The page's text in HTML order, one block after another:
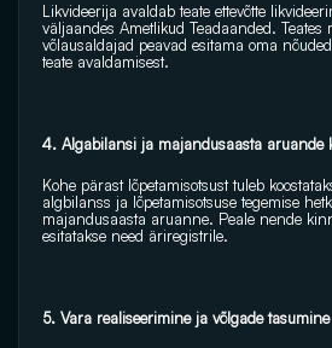
Likvideerija avaldab teate ettevõtte
väljaandes Ametlikud Teadaanded. Teates
võlausaldajad peavad esitama oma
teate avaldamisest.
4. Algabilansi ja majandusaasta aruande
Kohe pärast lõpetamisotsust tuleb
algbilanss ja lõpetamisotsuse tegemise
majandusaasta aruanne. Peale nende
esitatakse need äriregistrile.
5. Vara realiseerimine ja võlgade tasumine